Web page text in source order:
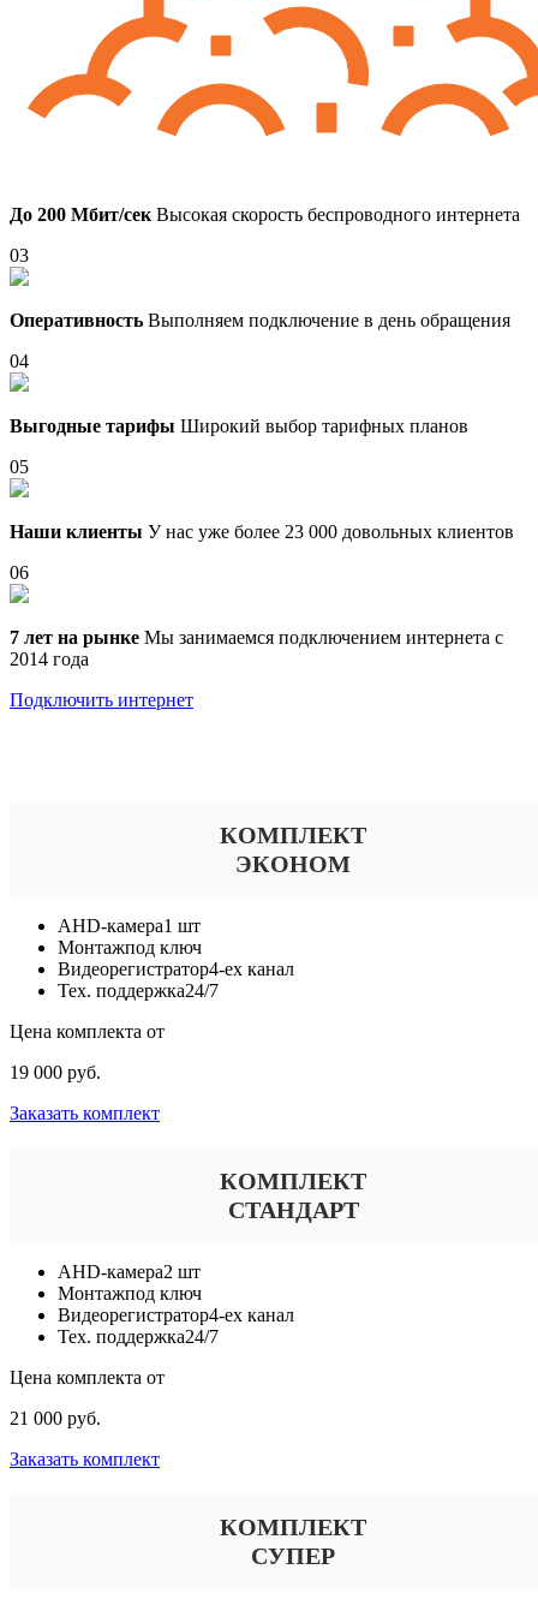
До 200 Мбит/сек Высокая скорость беспроводного интернета
03
Оперативность Выполняем подключение в день обращения
04
Выгодные тарифы Широкий выбор тарифных планов
05
Наши клиенты У нас уже более 23 000 довольных клиентов
06
7 лет на рынке Мы занимаемся подключением интернета с
2014 года
Подключить интернет
КОМПЛЕКТ
ЭКОНОМ
AHD-камера1 шт
Монтажпод ключ
Видеорегистратор4-ех канал
Тех. поддержка24/7
Цена комплекта от
19 000 руб.
Заказать комплект
КОМПЛЕКТ
СТАНДАРТ
AHD-камера2 шт
Монтажпод ключ
Видеорегистратор4-ех канал
Тех. поддержка24/7
Цена комплекта от
21 000 руб.
Заказать комплект
КОМПЛЕКТ
СУПЕР